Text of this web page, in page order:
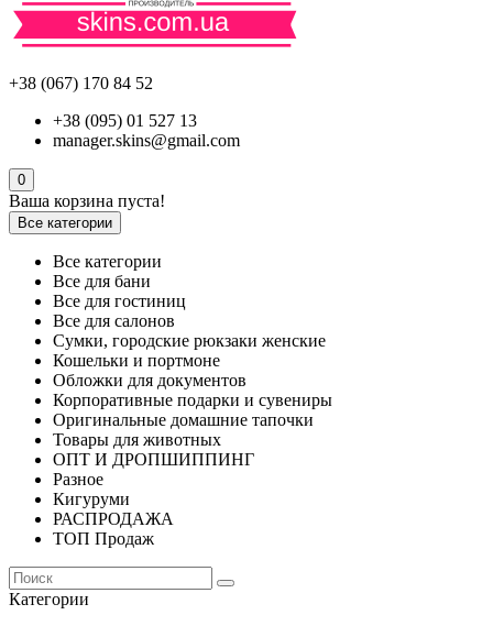
+38 (067) 170 84 52
+38 (095) 01 527 13
manager.skins@gmail.com
0
Ваша корзина пуста!
Все категории
Все категории
Все для бани
Все для гостиниц
Все для салонов
Сумки, городские рюкзаки женские
Кошельки и портмоне
Обложки для документов
Корпоративные подарки и сувениры
Оригинальные домашние тапочки
Товары для животных
ОПТ И ДРОПШИППИНГ
Разное
Кигуруми
РАСПРОДАЖА
ТОП Продаж
Категории